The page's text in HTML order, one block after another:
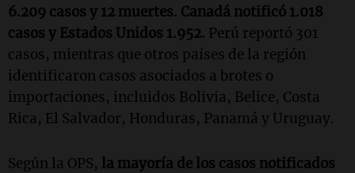
6.209 casos y 12 muertes. Canadá notificó 1.018
casos y Estados Unidos 1.952. Perú reportó 301
casos, mientras que otros países de la región
identificaron casos asociados a brotes o
importaciones, incluidos Bolivia, Belice, Costa
Rica, El Salvador, Honduras, Panamá y Uruguay.
Según la OPS, la mayoría de los casos notificados